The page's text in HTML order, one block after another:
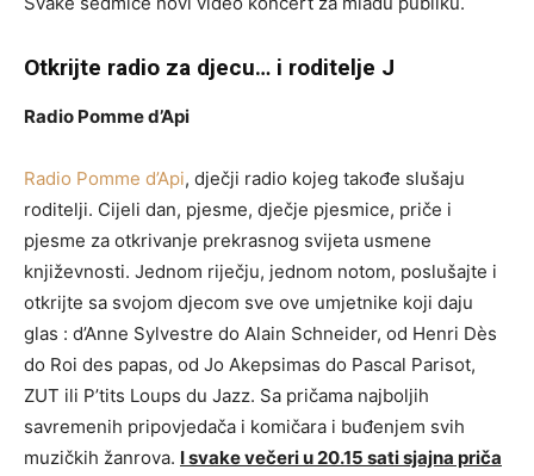
Otkrijte radio za djecu… i roditelje J
Radio Pomme d’Api
Radio Pomme d’Api, dječji radio kojeg takođe slušaju
roditelji. Cijeli dan, pjesme, dječje pjesmice, priče i
pjesme za otkrivanje prekrasnog svijeta usmene
književnosti. Jednom riječju, jednom notom, poslušajte i
otkrijte sa svojom djecom sve ove umjetnike koji daju
glas : d’Anne Sylvestre do Alain Schneider, od Henri Dès
do Roi des papas, od Jo Akepsimas do Pascal Parisot,
ZUT ili P’tits Loups du Jazz. Sa pričama najboljih
savremenih pripovjedača i komičara i buđenjem svih
muzičkih žanrova. I svake večeri u 20.15 sati sjajna priča